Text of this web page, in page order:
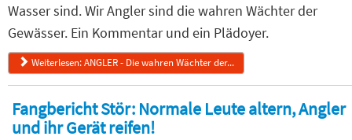
Wasser sind. Wir Angler sind die wahren Wächter der
Gewässer. Ein Kommentar und ein Plädoyer.
Weiterlesen: ANGLER - Die wahren Wächter der...
Fangbericht Stör: Normale Leute altern, Angler
und ihr Gerät reifen!